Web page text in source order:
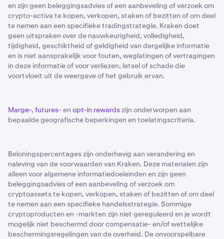
en zijn geen beleggingsadvies of een aanbeveling of verzoek om
crypto-activa te kopen, verkopen, staken of bezitten of om deel
te nemen aan een specifieke tradingstrategie. Kraken doet
geen uitspraken over de nauwkeurigheid, volledigheid,
tijdigheid, geschiktheid of geldigheid van dergelijke informatie
en is niet aansprakelijk voor fouten, weglatingen of vertragingen
in deze informatie of voor verliezen, letsel of schade die
voortvloeit uit de weergave of het gebruik ervan.
Marge-, futures-en opt-in rewards zijn onderworpen aan
bepaalde geografische beperkingen en toelatingscriteria.
Beloningspercentages zijn onderhevig aan verandering en
naleving van de voorwaarden van Kraken. Deze materialen zijn
alleen voor algemene informatiedoeleinden en zijn geen
beleggingsadvies of een aanbeveling of verzoek om
cryptoassets te kopen, verkopen, staken of bezitten of om deel
te nemen aan een specifieke handelsstrategie. Sommige
cryptoproducten en -markten zijn niet gereguleerd en je wordt
mogelijk niet beschermd door compensatie- en/of wettelijke
beschermingsregelingen van de overheid. De onvoorspelbare